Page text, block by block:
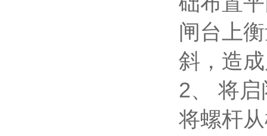
闸台上
斜，造
2、 将
将螺杆